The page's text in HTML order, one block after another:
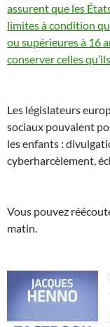
assurent que les
limites à condition
ou supérieures à 16
conserver celles
Les législateurs
sociaux pouvaient
les enfants :
cyberharcèlement,
Vous pouvez
matin.